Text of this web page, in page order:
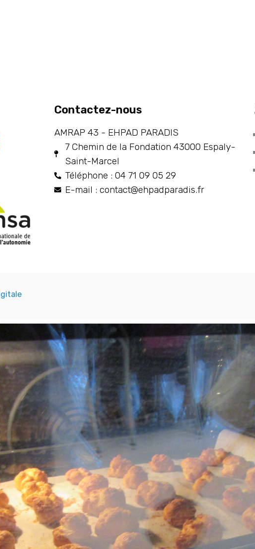
Contactez-nous
AMRAP 43 - EHPAD PARADIS
7 Chemin de la Fondation 43000 Espaly-
Saint-Marcel
Téléphone : 04 71 09 05 29
E-mail : contact@ehpadparadis.fr